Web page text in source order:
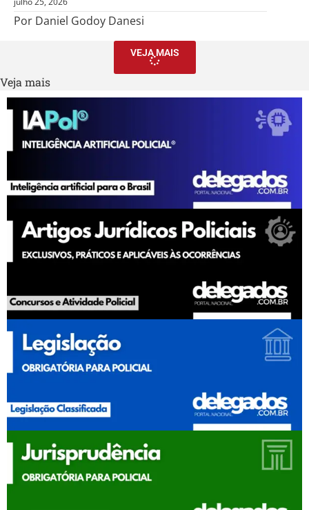
Por Daniel Godoy Danesi
VEJA MAIS
Veja mais